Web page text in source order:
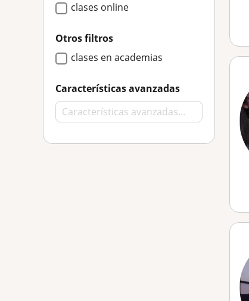
clases online
Otros filtros
clases en academias
Características avanzadas